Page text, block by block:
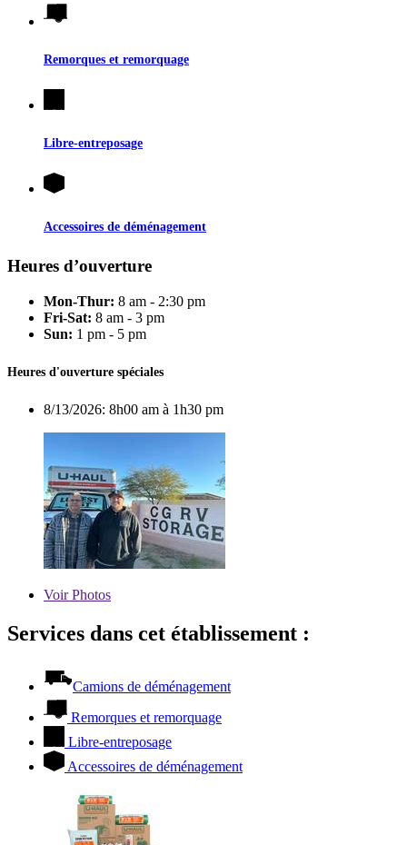
Remorques et remorquage
Libre-entreposage
Accessoires de déménagement
Heures d’ouverture
Mon-Thur: 8 am - 2:30 pm
Fri-Sat: 8 am - 3 pm
Sun: 1 pm - 5 pm
Heures d'ouverture spéciales
8/13/2026: 8h00 am à 1h30 pm
VoirPhotos
Services dans cet établissement :
Camions de déménagement
Remorques et remorquage
Libre-entreposage
Accessoires de déménagement